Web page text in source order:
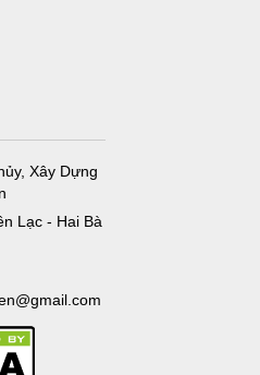
Xây Dựng
Lạc - Hai Bà